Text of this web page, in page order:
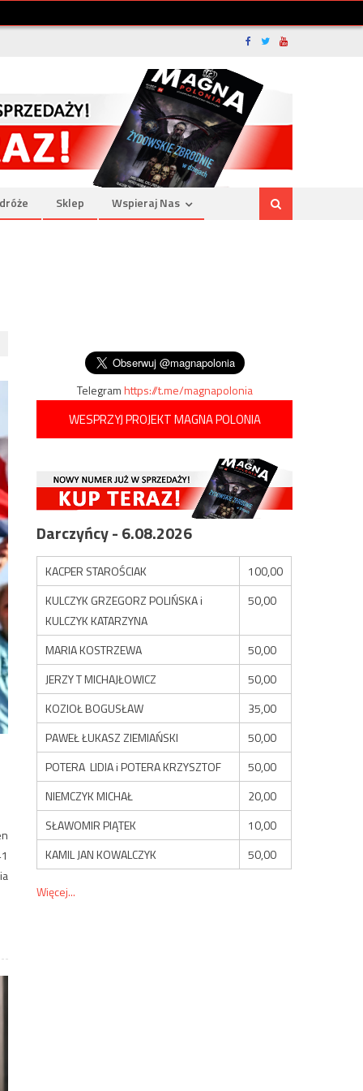
Sklep Wspieraj Nas
Telegramhttps://t.me/magnapolonia
WESPRZYJ PROJEKT MAGNA POLONIA
Darczyńcy - 6.08.2026
KACPER STAROŚCIAK
100,00
KULCZYK GRZEGORZ POLIŃSKA i
KULCZYK KATARZYNA
50,00
MARIA KOSTRZEWA
50,00
JERZY T MICHAJŁOWICZ
50,00
KOZIOŁ BOGUSŁAW
35,00
PAWEŁ ŁUKASZ ZIEMIAŃSKI
50,00
POTERA LIDIA i POTERA KRZYSZTOF
50,00
NIEMCZYK MICHAŁ
20,00
SŁAWOMIR PIĄTEK
10,00
KAMIL JAN KOWALCZYK
50,00
Więcej...